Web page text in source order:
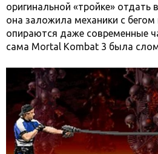
оригинальной «тройке» отдать
она заложила механики с
опираются даже современные
сама Mortal Kombat 3 была